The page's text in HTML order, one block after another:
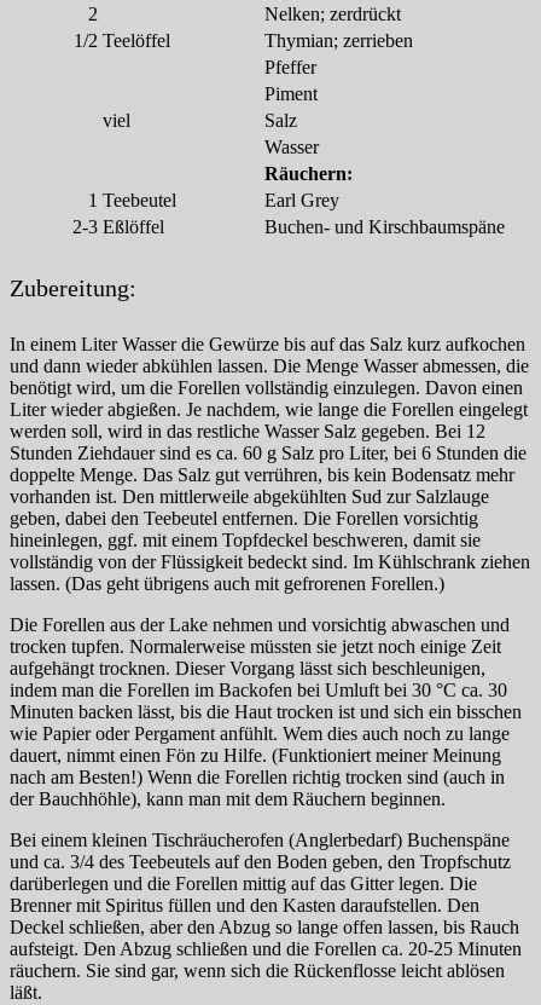
2
Nelken; zerdrückt
1/2 Teelöffel
Thymian; zerrieben
Pfeffer
Piment
viel
Salz
Wasser
Räuchern:
1 Teebeutel
Earl Grey
2-3 Eßlöffel Buchen- und Kirschbaumspäne
Zubereitung:
In einem Liter Wasser die Gewürze bis auf das Salz kurz aufkochen
und dann wieder abkühlen lassen. Die Menge Wasser abmessen, die
benötigt wird, um die Forellen vollständig einzulegen. Davon einen
Liter wieder abgießen. Je nachdem, wie lange die Forellen eingelegt
werden soll, wird in das restliche Wasser Salz gegeben. Bei 12
Stunden Ziehdauer sind es ca. 60 g Salz pro Liter, bei 6 Stunden die
doppelte Menge. Das Salz gut verrühren, bis kein Bodensatz mehr
vorhanden ist. Den mittlerweile abgekühlten Sud zur Salzlauge
geben, dabei den Teebeutel entfernen. Die Forellen vorsichtig
hineinlegen, ggf. mit einem Topfdeckel beschweren, damit sie
vollständig von der Flüssigkeit bedeckt sind. Im Kühlschrank ziehen
lassen. (Das geht übrigens auch mit gefrorenen Forellen.)
Die Forellen aus der Lake nehmen und vorsichtig abwaschen und
trocken tupfen. Normalerweise müssten sie jetzt noch einige Zeit
aufgehängt trocknen. Dieser Vorgang lässt sich beschleunigen,
indem man die Forellen im Backofen bei Umluft bei 30 °C ca. 30
Minuten backen lässt, bis die Haut trocken ist und sich ein bisschen
wie Papier oder Pergament anfühlt. Wem dies auch noch zu lange
dauert, nimmt einen Fön zu Hilfe. (Funktioniert meiner Meinung
nach am Besten!) Wenn die Forellen richtig trocken sind (auch in
der Bauchhöhle), kann man mit dem Räuchern beginnen.
Bei einem kleinen Tischräucherofen (Anglerbedarf) Buchenspäne
und ca. 3/4 des Teebeutels auf den Boden geben, den Tropfschutz
darüberlegen und die Forellen mittig auf das Gitter legen. Die
Brenner mit Spiritus füllen und den Kasten daraufstellen. Den
Deckel schließen, aber den Abzug so lange offen lassen, bis Rauch
aufsteigt. Den Abzug schließen und die Forellen ca. 20-25 Minuten
räuchern. Sie sind gar, wenn sich die Rückenflosse leicht ablösen
läßt.